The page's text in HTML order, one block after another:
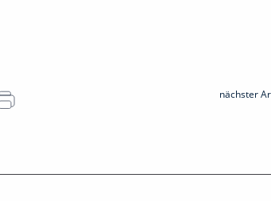
nächster